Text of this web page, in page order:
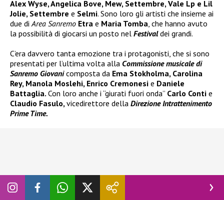
Alex Wyse, Angelica Bove, Mew, Settembre, Vale Lp e Lil
Jolie, Settembre e Selmi. Sono loro gli artisti che insieme ai
due diArea Sanremo Etra e Maria Tomba, che hanno avuto
la possibilità di giocarsi un posto nel Festivaldei grandi.
C’era davvero tanta emozione tra i protagonisti, che si sono
presentati per l’ultima volta alla Commissione musicale di
Sanremo Giovanicomposta da Ema Stokholma, Carolina
Rey, Manola Moslehi, Enrico Cremonesi e Daniele
Battaglia. Con loro anche i “giurati fuori onda” Carlo Conti e
Claudio Fasulo,vicedirettore della Direzione Intrattenimento
Prime Time.